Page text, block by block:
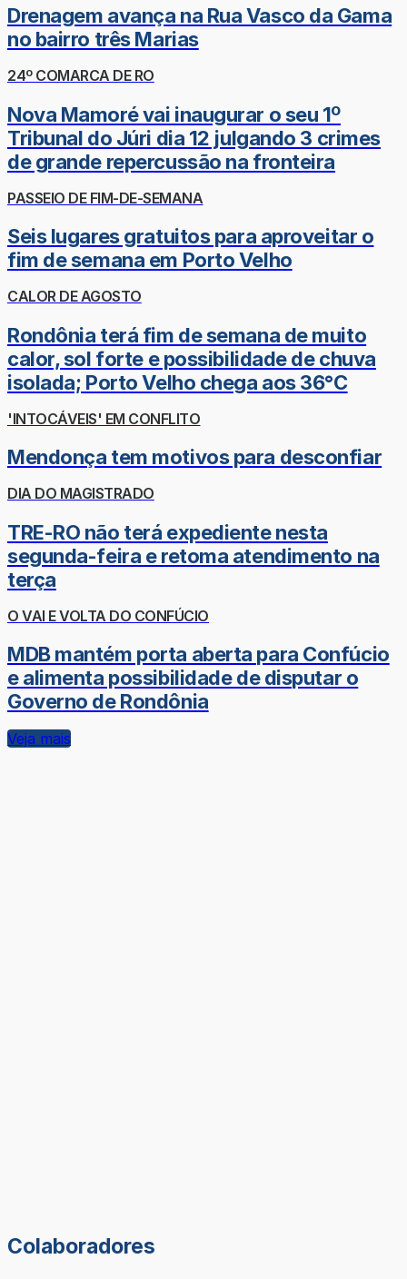
Drenagem avança na Rua Vasco da Gama
no bairro três Marias
24º COMARCA DE RO
Nova Mamoré vai inaugurar o seu 1º
Tribunal do Júri dia 12 julgando 3 crimes
de grande repercussão na fronteira
PASSEIO DE FIM-DE-SEMANA
Seis lugares gratuitos para aproveitar o
fim de semana em Porto Velho
CALOR DE AGOSTO
Rondônia terá fim de semana de muito
calor, sol forte e possibilidade de chuva
isolada; Porto Velho chega aos 36°C
'INTOCÁVEIS' EM CONFLITO
Mendonça tem motivos para desconfiar
DIA DO MAGISTRADO
TRE-RO não terá expediente nesta
segunda-feira e retoma atendimento na
terça
O VAI E VOLTA DO CONFÚCIO
MDB mantém porta aberta para Confúcio
e alimenta possibilidade de disputar o
Governo de Rondônia
Veja mais
Colaboradores